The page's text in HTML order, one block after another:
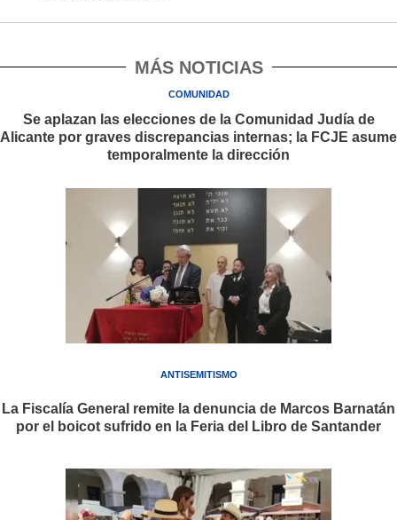
MÁS NOTICIAS
COMUNIDAD
Se aplazan las elecciones de la Comunidad Judía de
Alicante por graves discrepancias internas; la FCJE asume
temporalmente la dirección
ANTISEMITISMO
La Fiscalía General remite la denuncia de Marcos Barnatán
por el boicot sufrido en la Feria del Libro de Santander